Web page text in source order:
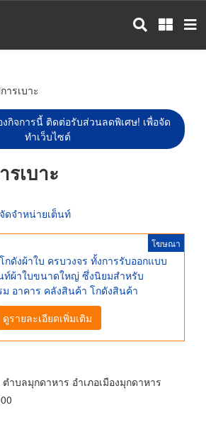
ารเบาะ
กิจการนี้ ติดต่อรับส่วนลดพิเศษ! เพื่อจัด
ทำเว็บไซต์
เบาะ
ดจำหน่ายเต็นท์
โฆษณา
กดังผ้าใบ ครบวงจร ทั้งการรับออกแบบ
ท์ผ้าใบขนาดใหญ่ ซึ่งนิยมสำหรับ
ม อาคาร คลังสินค้า โกดังสินค้า
ดูรายละเอียดเพิ่มเติม
ำบลมุกดาหาร อำเภอเมืองมุกดาหาร